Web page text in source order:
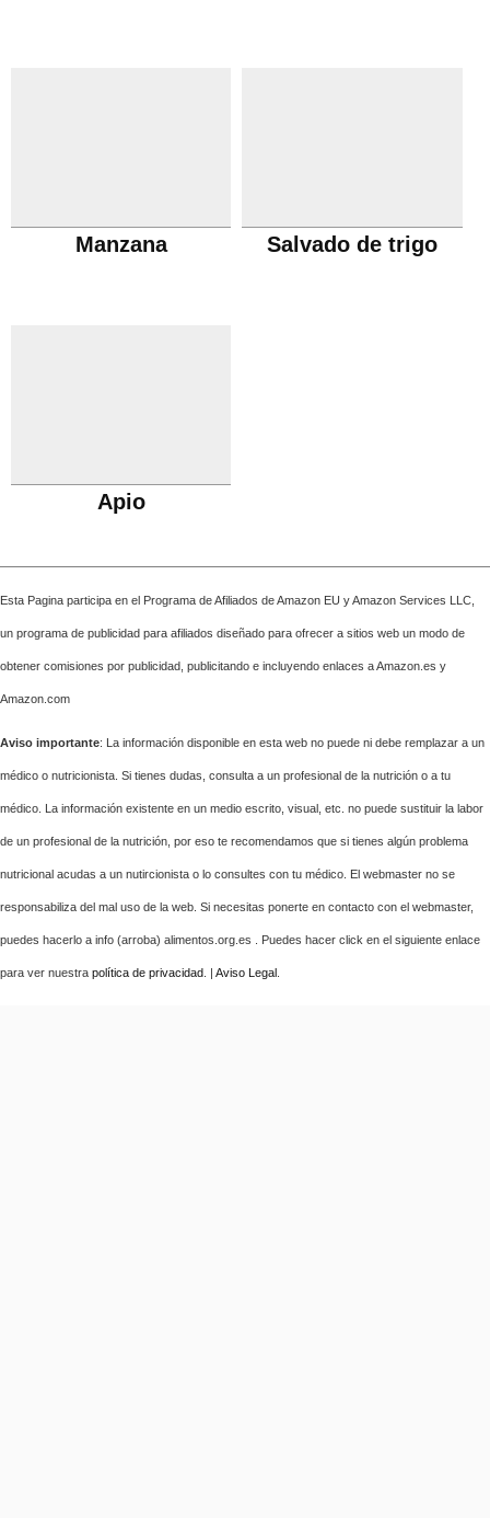
Manzana Salvado de trigo
Apio
Esta Pagina participa en el Programa de Afiliados de Amazon EU y Amazon Services LLC,
un programa de publicidad para afiliados diseñado para ofrecer a sitios web un modo de
obtener comisiones por publicidad, publicitando e incluyendo enlaces a Amazon.es y
Amazon.com
Aviso importante: La información disponible en esta web no puede ni debe remplazar a un
médico o nutricionista. Si tienes dudas, consulta a un profesional de la nutrición o a tu
médico. La información existente en un medio escrito, visual, etc. no puede sustituir la labor
de un profesional de la nutrición, por eso te recomendamos que si tienes algún problema
nutricional acudas a un nutircionista o lo consultes con tu médico. El webmaster no se
responsabiliza del mal uso de la web. Si necesitas ponerte en contacto con el webmaster,
puedes hacerlo a info (arroba) alimentos.org.es . Puedes hacer click en el siguiente enlace
para ver nuestra política de privacidad . | Aviso Legal